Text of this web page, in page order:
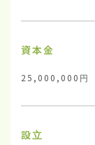
資本金
25,000,000円
設立